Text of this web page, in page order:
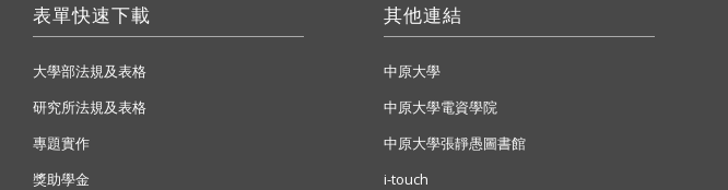
表單快速下載
大學部法規及表格
研究所法規及表格
專題實作
獎助學金
其他連結
中原大學
中原大學電資學院
中原大學張靜愚圖書館
i-touch